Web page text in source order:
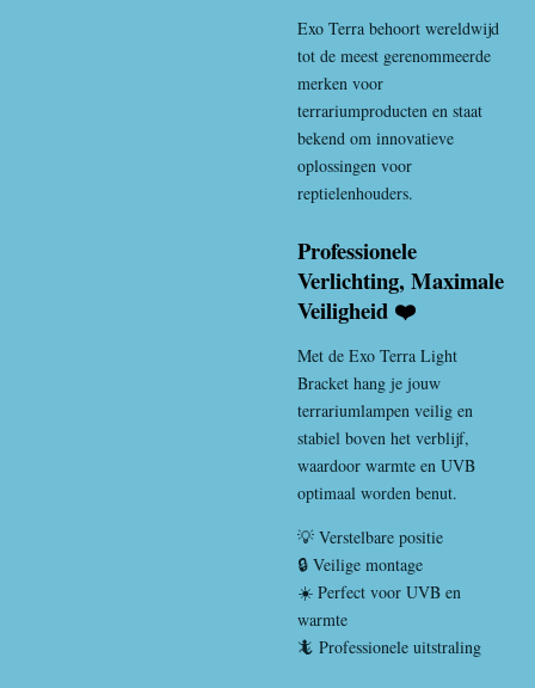
Exo Terra behoort wereldwijd
tot de meest gerenommeerde
merken voor
terrariumproducten en staat
bekend om innovatieve
oplossingen voor
reptielenhouders.
Professionele
Verlichting, Maximale
Veiligheid ❤️
Met de Exo Terra Light
Bracket hang je jouw
terrariumlampen veilig en
stabiel boven het verblijf,
waardoor warmte en UVB
optimaal worden benut.
💡 Verstelbare positie
🔒 Veilige montage
☀️ Perfect voor UVB en
warmte
🦎 Professionele uitstraling